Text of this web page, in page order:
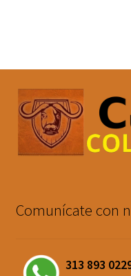
Comunícate con
313 893